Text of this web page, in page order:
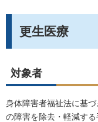
更生医療
対象者
身体障害者福祉法に基
の障害を除去・軽減す